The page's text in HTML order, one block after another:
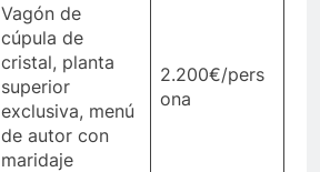
Vagón de
cúpula de
cristal, planta
superior
exclusiva, menú
de autor con
maridaje
2.200€/pers
ona